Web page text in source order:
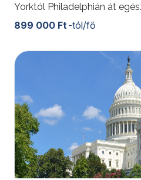
Yorktól Philadelphián át
Három ikonikus város, ahol
További érdekességekért
Államokról kattintson
ide
899 000 Ft -tól/fő